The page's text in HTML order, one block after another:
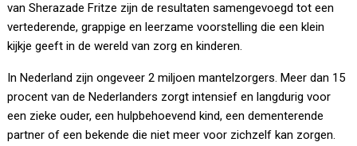
van Sherazade Fritze zijn de resultaten samengevoegd tot een
vertederende, grappige en leerzame voorstelling die een klein
kijkje geeft in de wereld van zorg en kinderen.
In Nederland zijn ongeveer 2 miljoen mantelzorgers. Meer dan 15
procent van de Nederlanders zorgt intensief en langdurig voor
een zieke ouder, een hulpbehoevend kind, een dementerende
partner of een bekende die niet meer voor zichzelf kan zorgen.